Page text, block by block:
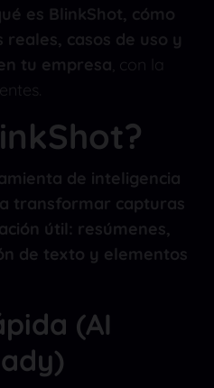
es BlinkShot, cómo
casos de uso y
tu empresa, con la
de inteligencia
transformar capturas
útil: resúmenes,
de texto y elementos
(AI